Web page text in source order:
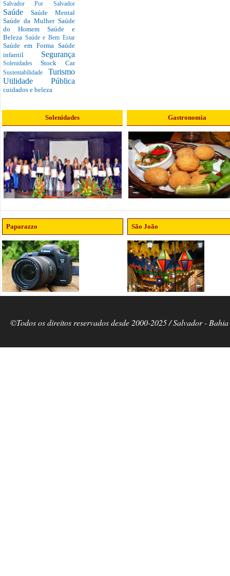
Salvador Por Salvador
Saúde Saúde Mental
Saúde da Mulher Saúde
do Homem Saúde e
Beleza Saúde e Bem Estar
Saúde em Forma Saúde
infantil Segurança
SolenidadesStock Car
Sustentabilidade Turismo
Utilidade Pública
cuidados e beleza
Solenidades Gastronomia
Paparazzo São João
©Todos os direitos reservados desde 2000-2025 / Salvador -